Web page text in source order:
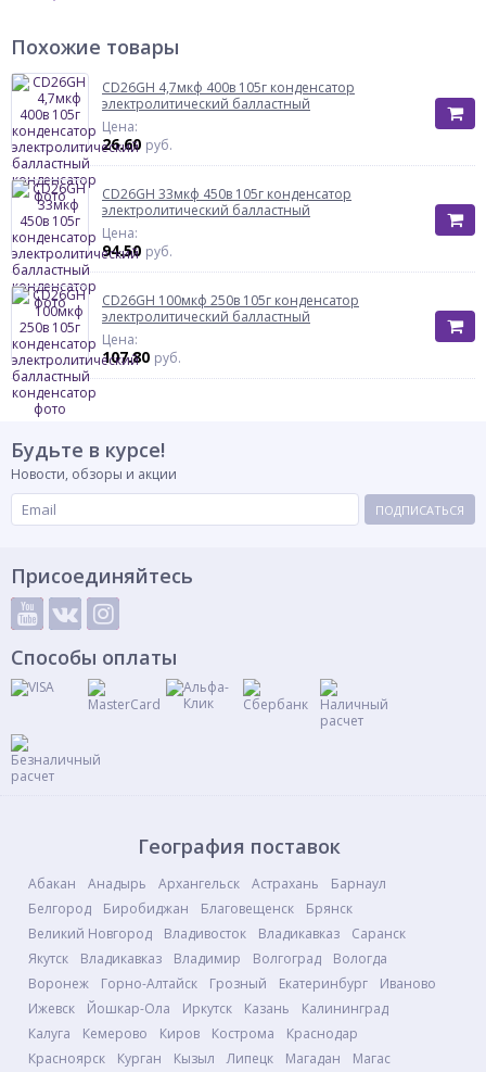
Похожие товары
CD26GH 4,7мкф 400в 105г конденсатор
электролитический балластный
Цена:
26.60 руб.
CD26GH 33мкф 450в 105г конденсатор
электролитический балластный
Цена:
94.50 руб.
CD26GH 100мкф 250в 105г конденсатор
электролитический балластный
Цена:
107.80 руб.
Будьте в курсе!
Новости, обзоры и акции
ПОДПИСАТЬСЯ
Присоединяйтесь
Способы оплаты
География поставок
Абакан Анадырь Архангельск Астрахань
Барнаул
Белгород
Биробиджан Благовещенск
Брянск
Великий Новгород
Владивосток Владикавказ
Саранск
Якутск
Владикавказ Владимир Волгоград
Вологда
Воронеж
Горно-Алтайск Грозный Екатеринбург
Иваново
Ижевск
Йошкар-Ола Иркутск Казань
Калининград
Калуга
Кемерово Киров Кострома
Краснодар
Красноярск
Курган Кызыл Липецк Магадан Магас